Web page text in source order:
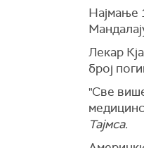
Најмање
Лекар
број
"Све
Тајмса.